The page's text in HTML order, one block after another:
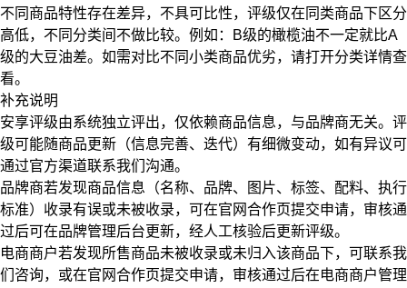
不同商品特性存在差异，不具可比性，评级仅在 同类商品下区分
高低，不同分类间不做比较。例如：B级的橄榄油不一定就比A
级的大豆油差。如需对比不同小类商品优劣，请打开分类详情查
看。
补充说明
安享评级由系统独立评出，仅依赖商品信息， 与品牌商无关。评
级可能随商品更新（信息完善、迭代）有细微变动，如有异议可
通过官方渠道联系我们沟通。
品牌商若发现商品信息（名称、品牌、图片、标签、配料、执行
标准）收录有误或未被收录，可在官网合作页提交申请，审核通
过后可在品牌管理后台更新，经人工核验后更新评级。
电商商户若发现所售商品未被收录或未归入该商品下，可联系我
们咨询，或在官网合作页提交申请，审核通过后在电商商户管理